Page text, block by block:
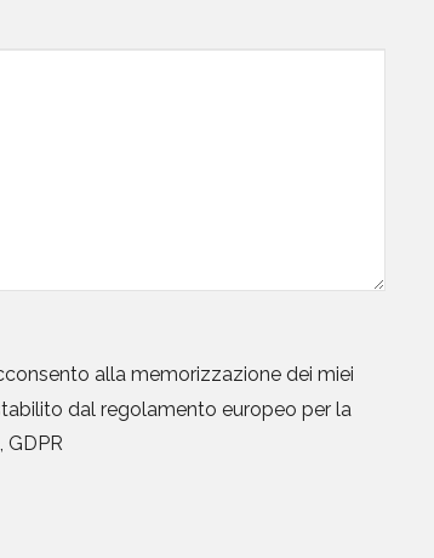
alla memorizzazione dei miei
dal regolamento europeo per la